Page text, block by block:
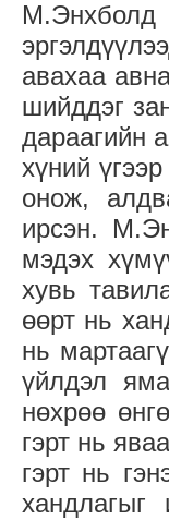
М.Энхболд
авахаа
шийддэг
дараагийн
хүний
онож,
ирсэн.
мэдэх
хувь
өөрт нь
нь
үйлдэл
нөхрөө
гэрт нь
гэрт нь